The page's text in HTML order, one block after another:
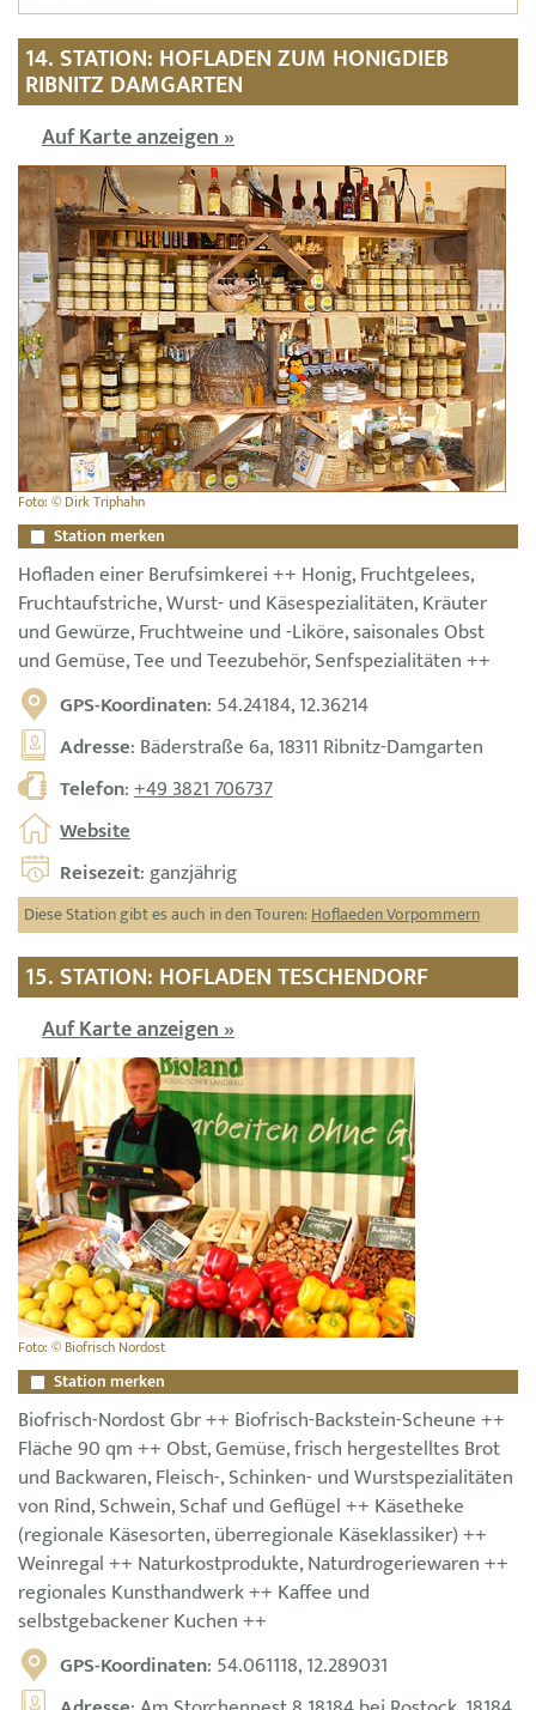
14. STATION: HOFLADEN ZUM HONIGDIEB
RIBNITZ DAMGARTEN
Auf Karte anzeigen »
Foto: © Dirk Triphahn
Station merken
Hofladen einer Berufsimkerei ++ Honig, Fruchtgelees,
Fruchtaufstriche, Wurst- und Käsespezialitäten, Kräuter
und Gewürze, Fruchtweine und -Liköre, saisonales Obst
und Gemüse, Tee und Teezubehör, Senfspezialitäten ++
GPS-Koordinaten: 54.24184, 12.36214
Adresse: Bäderstraße 6a, 18311 Ribnitz-Damgarten
Telefon:+49 3821 706737
Website
Reisezeit: ganzjährig
Diese Station gibt es auch in den Touren:Hoflaeden Vorpommern
15. STATION: HOFLADEN TESCHENDORF
Auf Karte anzeigen »
Foto: © Biofrisch Nordost
Station merken
Biofrisch-Nordost Gbr ++ Biofrisch-Backstein-Scheune ++
Fläche 90 qm ++ Obst, Gemüse, frisch hergestelltes Brot
und Backwaren, Fleisch-, Schinken- und Wurstspezialitäten
von Rind, Schwein, Schaf und Geflügel ++ Käsetheke
(regionale Käsesorten, überregionale Käseklassiker) ++
Weinregal ++ Naturkostprodukte, Naturdrogeriewaren ++
regionales Kunsthandwerk ++ Kaffee und
selbstgebackener Kuchen ++
GPS-Koordinaten: 54.061118, 12.289031